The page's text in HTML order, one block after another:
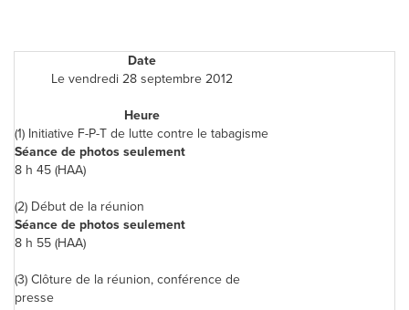
Date
Le vendredi 28 septembre 2012
Heure
(1) Initiative F-P-T de lutte contre le tabagisme
Séance de photos seulement
8 h 45 (HAA)
(2) Début de la réunion
Séance de photos seulement
8 h 55 (HAA)
(3) Clôture de la réunion, conférence de
presse